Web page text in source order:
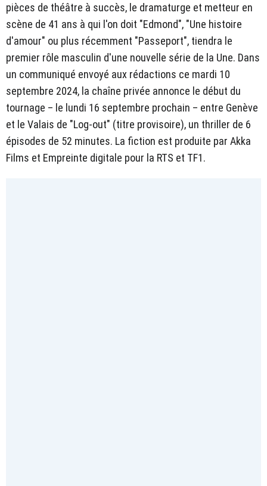
pièces de théâtre à succès, le dramaturge et metteur en
scène de 41 ans à qui l'on doit "Edmond", "Une histoire
d'amour" ou plus récemment "Passeport", tiendra le
premier rôle masculin d'une nouvelle série de la Une. Dans
un communiqué envoyé aux rédactions ce mardi 10
septembre 2024, la chaîne privée annonce le début du
tournage – le lundi 16 septembre prochain – entre Genève
et le Valais de "Log-out" (titre provisoire), un thriller de 6
épisodes de 52 minutes. La fiction est produite par Akka
Films et Empreinte digitale pour la RTS et TF1.